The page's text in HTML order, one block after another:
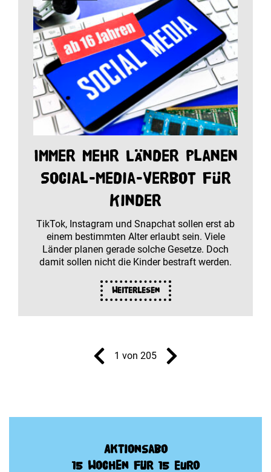
Immer mehr Länder planen
Social-Media-Verbot für
Kinder
TikTok, Instagram und Snapchat sollen erst ab
einem bestimmten Alter erlaubt sein. Viele
Länder planen gerade solche Gesetze. Doch
damit sollen nicht die Kinder bestraft werden.
Weiterlesen
1 von 205
Aktionsabo
15 Wochen für 15 Euro